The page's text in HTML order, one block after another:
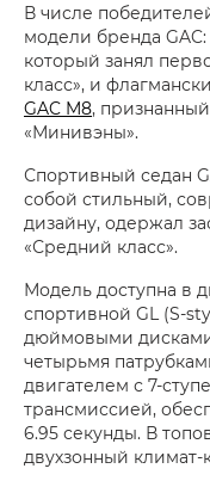
В числе
модели бренда
который занял
класс», и
GAC M8,
«Минивэны».
Спортивный седан
собой стильный,
дизайну, одержал
«Средний класс».
Модель доступна в
спортивной GL (S-
дюймовыми
четырьмя
двигателем с 7-
трансмиссией,
6.95 секунды. В
двухзонный климат-